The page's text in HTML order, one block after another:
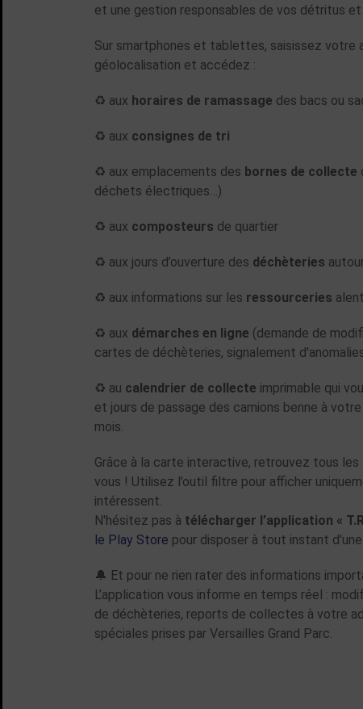
et une gestion responsables de vos détritus
Sur smartphones et tablettes, saisissez votre
géolocalisation et accédez :
♻️ aux horaires de ramassage des bacs ou
♻️ aux consignes de tri
♻️ aux emplacements des bornes de collecte
déchets électriques…)
♻️ aux composteurs de quartier
♻️ aux jours d’ouverture des déchèteries
♻️ aux informations sur les ressourceries
♻️ aux démarches en ligne (demande de
cartes de déchèteries, signalement
♻️ au calendrier de collecte imprimable qui
et jours de passage des camions benne à
mois.
Grâce à la carte interactive, retrouvez tous les
vous ! Utilisez l’outil filtre pour afficher
intéressent.
N'hésitez pas à télécharger l’application «
le Play Store pour disposer à tout instant
🔔 Et pour ne rien rater des informations
L’application vous informe en temps réel :
de déchèteries, reports de collectes à votre
spéciales prises par Versailles Grand Parc.